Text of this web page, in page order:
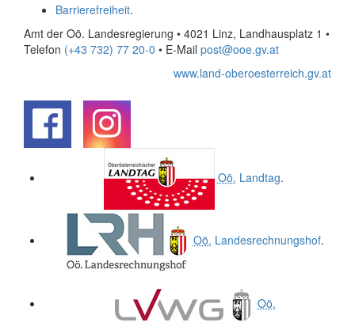
Barrierefreiheit.
Amt der Oö. Landesregierung • 4021 Linz, Landhausplatz 1 •
Telefon (+43 732) 77 20-0 • E-Mail post@ooe.gv.at
www.land-oberoesterreich.gv.at
Oö. Landtag.
Oö. Landesrechnungshof.
Oö.